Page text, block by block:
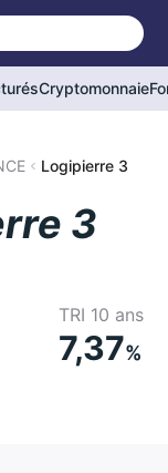
Cryptomonnaie
Logipierre 3
3
TRI 10 ans
7,37%